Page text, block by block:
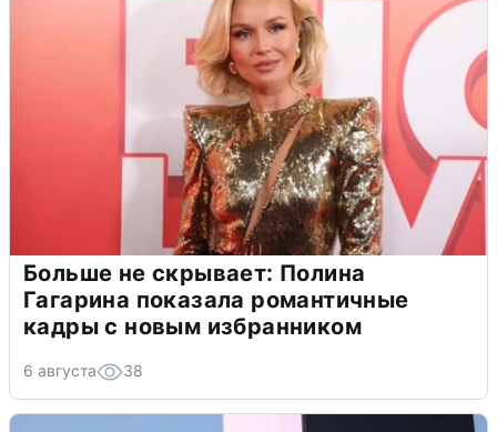
Больше не скрывает: Полина
Гагарина показала романтичные
кадры с новым избранником
6 августа 38